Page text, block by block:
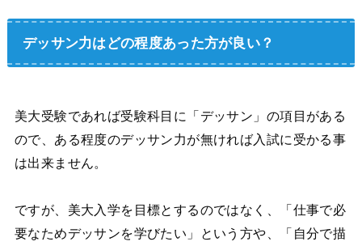
デッサン力はどの程度あった方が良い？
美大受験であれば受験科目に「デッサン」の項目がある
ので、ある程度のデッサン力が無ければ入試に受かる事
は出来ません。
ですが、美大入学を目標とするのではなく、「仕事で必
要なためデッサンを学びたい」という方や、「自分で描